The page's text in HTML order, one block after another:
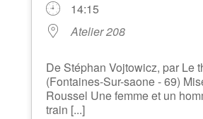
14:15
Atelier 208
De Stéphan Vojtowicz, par Le
(Fontaines-Sur-saone - 69)
Roussel Une femme et un
train [...]